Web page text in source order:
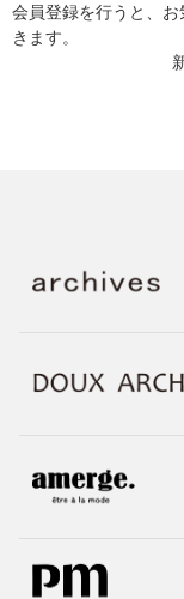
会員登録を行うと、
きます。